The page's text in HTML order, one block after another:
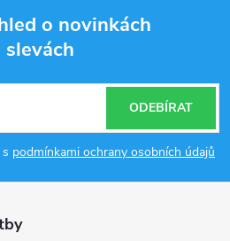
o novinkách
slevách
podmínkami ochrany osobních údajů
ODEBÍRAT